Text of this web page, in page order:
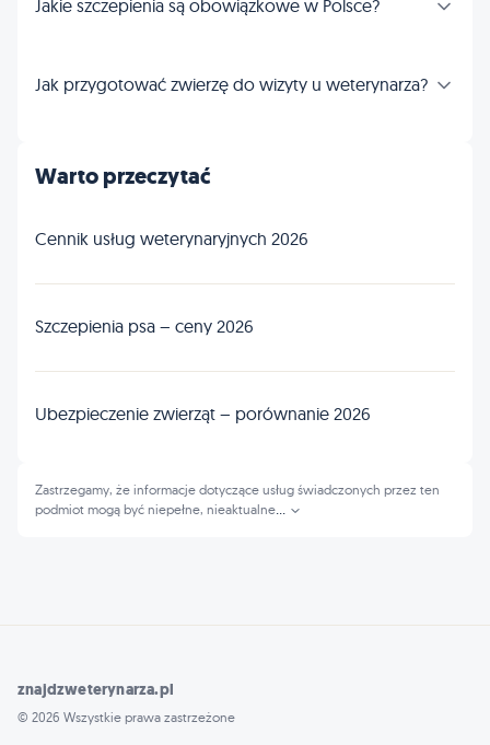
Jakie szczepienia są obowiązkowe w Polsce?
Jak przygotować zwierzę do wizyty u weterynarza?
Warto przeczytać
Cennik usług weterynaryjnych 2026
Szczepienia psa – ceny 2026
Ubezpieczenie zwierząt – porównanie 2026
Zastrzegamy, że informacje dotyczące usług świadczonych przez ten
podmiot mogą być niepełne, nieaktualne
znajdzweterynarza.pl
© 2026 Wszystkie prawa zastrzeżone